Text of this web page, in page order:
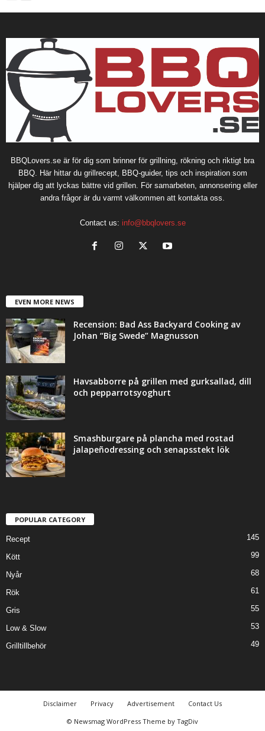
BBQLovers.se är för dig som brinner för grillning, rökning och riktigt bra
BBQ. Här hittar du grillrecept, BBQ-guider, tips och inspiration som
hjälper dig att lyckas bättre vid grillen. För samarbeten, annonsering eller
andra frågor är du varmt välkommen att kontakta oss.
Contact us: info@bbqlovers.se
EVEN MORE NEWS
Recension: Bad Ass Backyard Cooking av
Johan “Big Swede” Magnusson
Havsabborre på grillen med gurksallad, dill
och pepparrotsyoghurt
Smashburgare på plancha med rostad
jalapeñodressing och senapsstekt lök
POPULAR CATEGORY
Recept 145
Kött 99
Nyår 68
Rök 61
Gris 55
Low & Slow 53
Grilltillbehör 49
Disclaimer Privacy Advertisement
Contact Us
© Newsmag WordPress Theme by TagDiv